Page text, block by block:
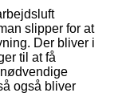
slipper for at
Der bliver i
til at få
også bliver